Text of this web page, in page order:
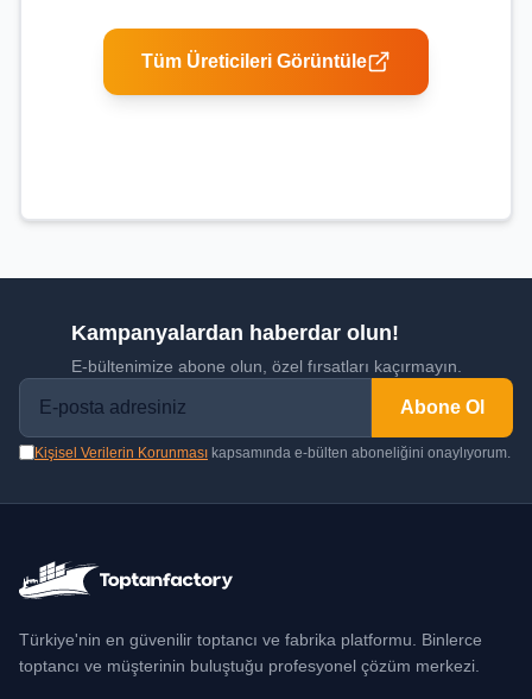
Tüm Üreticileri Görüntüle
Kampanyalardan haberdar olun!
E-bültenimize abone olun, özel fırsatları kaçırmayın.
Abone Ol
Kişisel Verilerin Korunması kapsamında e-bülten aboneliğini onaylıyorum.
Türkiye'nin en güvenilir toptancı ve fabrika platformu. Binlerce
toptancı ve müşterinin buluştuğu profesyonel çözüm merkezi.